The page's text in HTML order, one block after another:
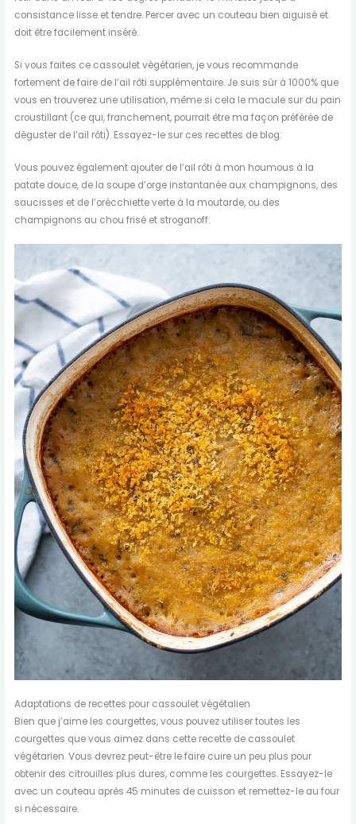
consistance lisse et tendre. Percer avec un couteau bien aiguisé et
doit être facilement inséré.
Si vous faites ce cassoulet végétarien, je vous recommande
fortement de faire de l’ail rôti supplémentaire. Je suis sûr à 1000% que
vous en trouverez une utilisation, même si cela le macule sur du pain
croustillant (ce qui, franchement, pourrait être ma façon préférée de
déguster de l’ail rôti). Essayez-le sur ces recettes de blog:
Vous pouvez également ajouter de l’ail rôti à mon houmous à la
patate douce, de la soupe d’orge instantanée aux champignons, des
saucisses et de l’orécchiette verte à la moutarde, ou des
champignons au chou frisé et stroganoff.
Adaptations de recettes pour cassoulet végétalien
Bien que j’aime les courgettes, vous pouvez utiliser toutes les
courgettes que vous aimez dans cette recette de cassoulet
végétarien. Vous devrez peut-être le faire cuire un peu plus pour
obtenir des citrouilles plus dures, comme les courgettes. Essayez-le
avec un couteau après 45 minutes de cuisson et remettez-le au four
si nécessaire.